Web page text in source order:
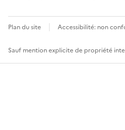
Plan du site Accessibilité: non
Sauf mention explicite de propriété